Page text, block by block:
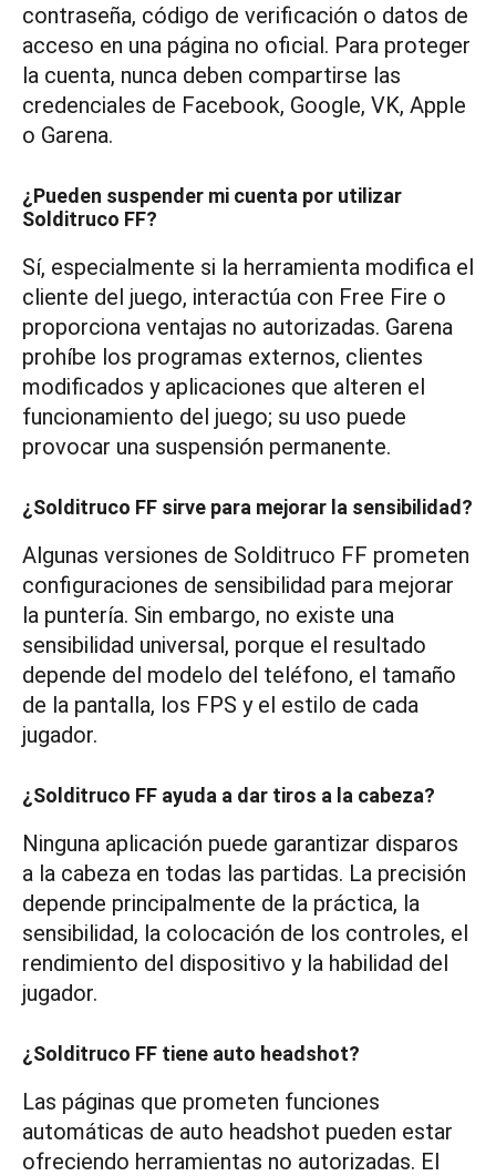
contraseña, código de verificación o datos de
acceso en una página no oficial. Para proteger
la cuenta, nunca deben compartirse las
credenciales de Facebook, Google, VK, Apple
o Garena.
¿Pueden suspender mi cuenta por utilizar
Solditruco FF?
Sí, especialmente si la herramienta modifica el
cliente del juego, interactúa con Free Fire o
proporciona ventajas no autorizadas. Garena
prohíbe los programas externos, clientes
modificados y aplicaciones que alteren el
funcionamiento del juego; su uso puede
provocar una suspensión permanente.
¿Solditruco FF sirve para mejorar la sensibilidad?
Algunas versiones de Solditruco FF prometen
configuraciones de sensibilidad para mejorar
la puntería. Sin embargo, no existe una
sensibilidad universal, porque el resultado
depende del modelo del teléfono, el tamaño
de la pantalla, los FPS y el estilo de cada
jugador.
¿Solditruco FF ayuda a dar tiros a la cabeza?
Ninguna aplicación puede garantizar disparos
a la cabeza en todas las partidas. La precisión
depende principalmente de la práctica, la
sensibilidad, la colocación de los controles, el
rendimiento del dispositivo y la habilidad del
jugador.
¿Solditruco FF tiene auto headshot?
Las páginas que prometen funciones
automáticas de auto headshot pueden estar
ofreciendo herramientas no autorizadas. El